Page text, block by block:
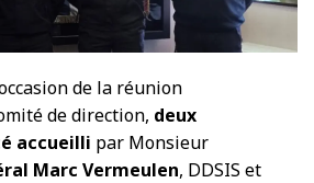
de la réunion
de direction, deux
accueilli par Monsieur
Marc Vermeulen, DDSIS et